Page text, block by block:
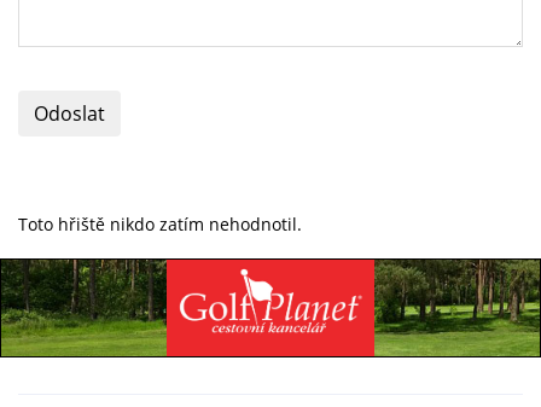
Odoslat
Toto hřiště nikdo zatím nehodnotil.